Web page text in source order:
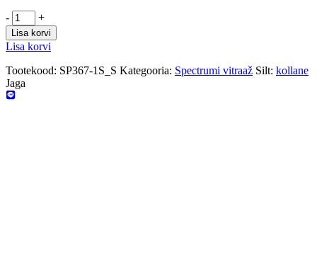
- +
Lisa korvi
Lisa korvi
Tootekood: SP367-1S_S Kategooria: Spectrumi vitraaž Silt: kollane
Jaga